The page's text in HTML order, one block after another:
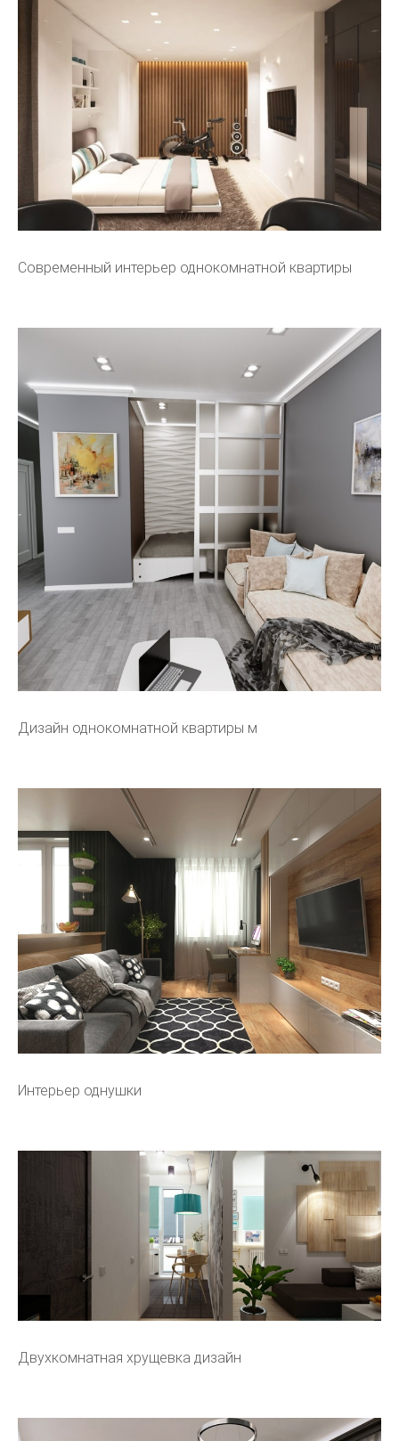
Современный интерьер однокомнатной квартиры
Дизайн однокомнатной квартиры м
Интерьер однушки
Двухкомнатная хрущевка дизайн